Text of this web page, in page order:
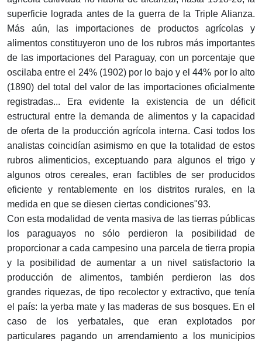
superficie lograda antes de la guerra de la Triple Alianza.
Más aún, las importaciones de productos agrícolas y
alimentos constituyeron uno de los rubros más importantes
de las importaciones del Paraguay, con un porcentaje que
oscilaba entre el 24% (1902) por lo bajo y el 44% por lo alto
(1890) del total del valor de las importaciones oficialmente
registradas... Era evidente la existencia de un déficit
estructural entre la demanda de alimentos y la capacidad
de oferta de la producción agrícola interna. Casi todos los
analistas coincidían asimismo en que la totalidad de estos
rubros alimenticios, exceptuando para algunos el trigo y
algunos otros cereales, eran factibles de ser producidos
eficiente y rentablemente en los distritos rurales, en la
medida en que se diesen ciertas condiciones"93.
Con esta modalidad de venta masiva de las tierras públicas
los paraguayos no sólo perdieron la posibilidad de
proporcionar a cada campesino una parcela de tierra propia
y la posibilidad de aumentar a un nivel satisfactorio la
producción de alimentos, también perdieron las dos
grandes riquezas, de tipo recolector y extractivo, que tenía
el país: la yerba mate y las maderas de sus bosques. En el
caso de los yerbatales, que eran explotados por
particulares pagando un arrendamiento a los municipios